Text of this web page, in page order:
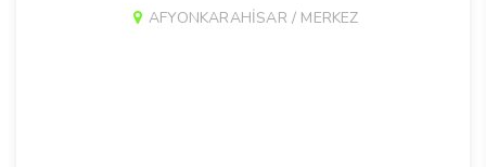
AFYONKARAHİSAR / MERKEZ